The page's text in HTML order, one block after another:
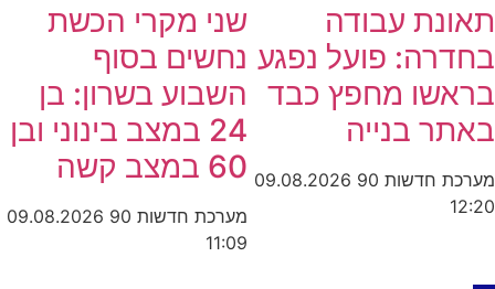
תאונת עבודה
בחדרה: פועל נפגע
בראשו מחפץ כבד
באתר בנייה
מערכת חדשות 90
09.08.2026
12:20
שני מקרי הכשת
נחשים בסוף
השבוע בשרון: בן
24 במצב בינוני ובן
60 במצב קשה
מערכת חדשות 90
09.08.2026
11:09